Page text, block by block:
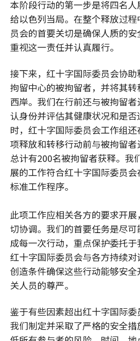
本阶段行动的第一步是将四名
给以色列当局。在整个释放过
员会的首要关切是确保人质的
重视这一责任并认真履行。
接下来，红十字国际委员会协
拘留中心的被拘留者，并将其
西岸。我们在行前还与被拘留
认身份并评估其健康状况和是
时，红十字国际委员会工作组
项释放和转移行动前与被拘留
总计有200名被拘留者获释。我
展的工作符合红十字国际委员
标准工作程序。
此项工作应相关各方的要求开
切协调。我们的首要任务是尽
成每一次行动，重点保护委托于
红十字国际委员会与各方持续
创造条件确保这些行动能够安
关人员的尊严。
鉴于有些因素超出红十字国际委
我们制定并采取了严格的安全